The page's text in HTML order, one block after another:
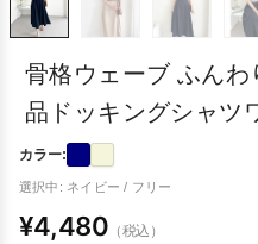
骨格ウェーブ ふん
品ドッキングシャツ
カラー:
選択中: ネイビー / フリー
¥4,480 （税込）